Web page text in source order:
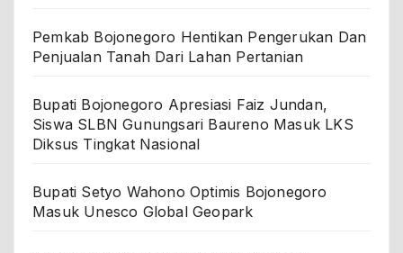
Pemkab Bojonegoro Hentikan Pengerukan Dan
Penjualan Tanah Dari Lahan Pertanian
Bupati Bojonegoro Apresiasi Faiz Jundan,
Siswa SLBN Gunungsari Baureno Masuk LKS
Diksus Tingkat Nasional
Bupati Setyo Wahono Optimis Bojonegoro
Masuk Unesco Global Geopark